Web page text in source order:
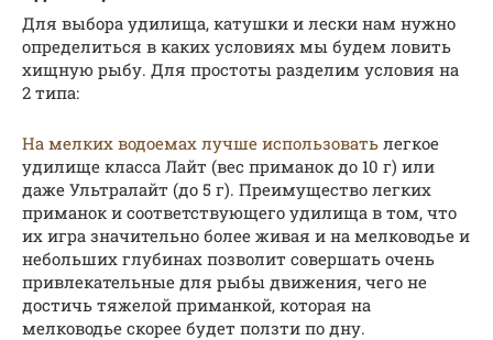
Для выбора удилища, катушки и лески нам нужно
определиться в каких условиях мы будем ловить
хищную рыбу. Для простоты разделим условия на
2 типа:
На мелких водоемах лучше использовать легкое
удилище класса Лайт (вес приманок до 10 г) или
даже Ультралайт (до 5 г). Преимущество легких
приманок и соответствующего удилища в том, что
их игра значительно более живая и на мелководье и
небольших глубинах позволит совершать очень
привлекательные для рыбы движения, чего не
достичь тяжелой приманкой, которая на
мелководье скорее будет ползти по дну.